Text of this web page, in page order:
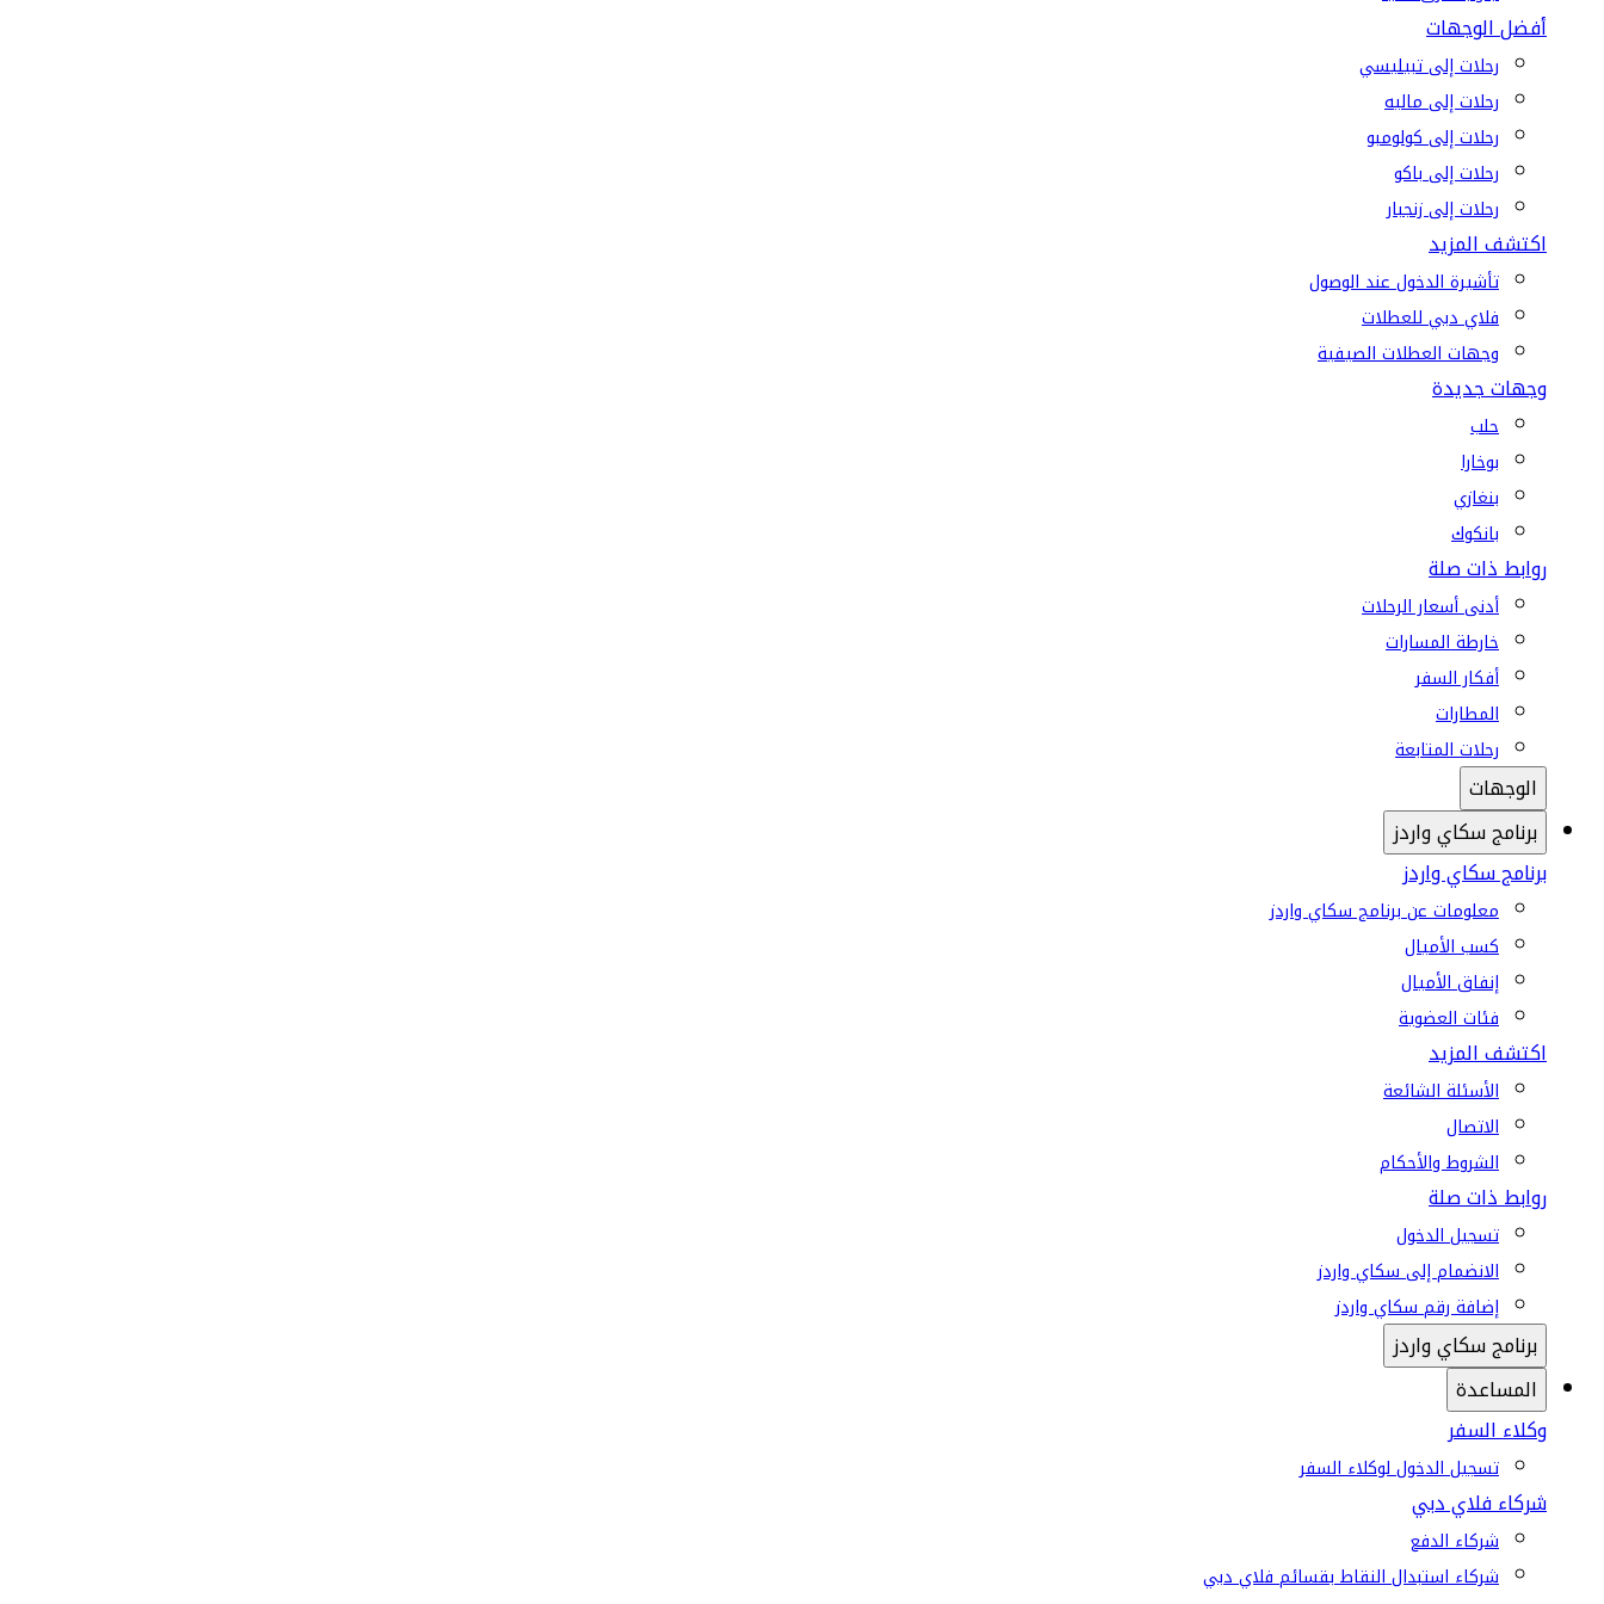
أفضل الوجهات
رحلات إلى تبيليسي
رحلات إلى ماليه
رحلات إلى كولومبو
رحلات إلى باكو
رحلات إلى زنجبار
اكتشف المزيد
تأشيرة الدخول عند الوصول
فلاي دبي للعطلات
وجهات العطلات الصيفية
وجهات جديدة
حلب
بوخارا
بنغازي
بانكوك
روابط ذات صلة
أدنى أسعار الرحلات
خارطة المسارات
أفكار السفر
المطارات
رحلات المتابعة
الوجهات
برنامج سكاي واردز
برنامج سكاي واردز
معلومات عن برنامج سكاي واردز
كسب الأميال
إنفاق الأميال
فئات العضوية
اكتشف المزيد
الأسئلة الشائعة
الاتصال
الشروط والأحكام
روابط ذات صلة
تسجيل الدخول
الانضمام إلى سكاي واردز
إضافة رقم سكاي واردز
برنامج سكاي واردز
المساعدة
وكلاء السفر
تسجيل الدخول لوكلاء السفر
شركاء فلاي دبي
شركاء الدفع
شركاء استبدال النقاط بقسائم فلاي دبي